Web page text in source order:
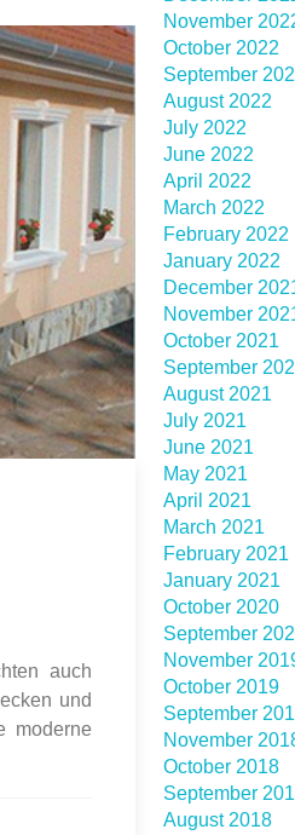
auch
und
moderne
November
October 2022
September
August 2022
July 2022
June 2022
April 2022
March 2022
February 2022
January 2022
December
November
October 2021
September
August 2021
July 2021
June 2021
May 2021
April 2021
March 2021
February 2021
January 2021
October 2020
September
November
October 2019
September
November
October 2018
September
August 2018